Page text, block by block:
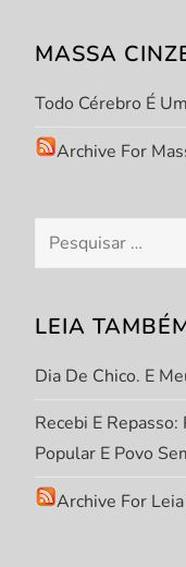
o
d
P
o
s
t
MASSA
Todo Cérebro É
Archive For
Pesquisar
por:
LEIA
Dia De Chico. E
Recebi E
Popular E Povo
Archive For